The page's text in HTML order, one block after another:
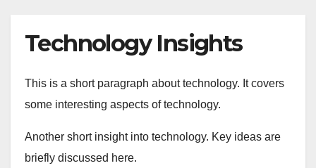
Technology Insights
This is a short paragraph about technology. It covers
some interesting aspects of technology.
Another short insight into technology. Key ideas are
briefly discussed here.